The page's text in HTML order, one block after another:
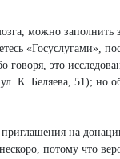
можно
«Госуслугами»,
говоря, это
К. Беляева, 51); но
приглашения на
потому что